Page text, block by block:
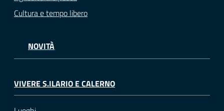
Cultura e tempo libero
NOVITÀ
VIVERE S.ILARIO E CALERNO